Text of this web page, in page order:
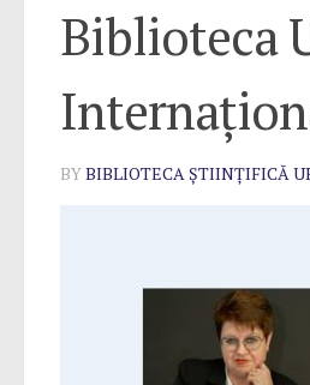
Biblioteca
BYBIBLIOTECA ȘTIINȚIFICĂ